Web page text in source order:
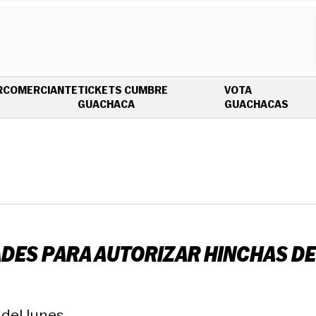
COMERCIANTETICKETS CUMBRE
GUACHACAOPENS IN NEW WINDOW
VOTA
GUACHACAS
PARA AUTORIZAR HINCHAS DE